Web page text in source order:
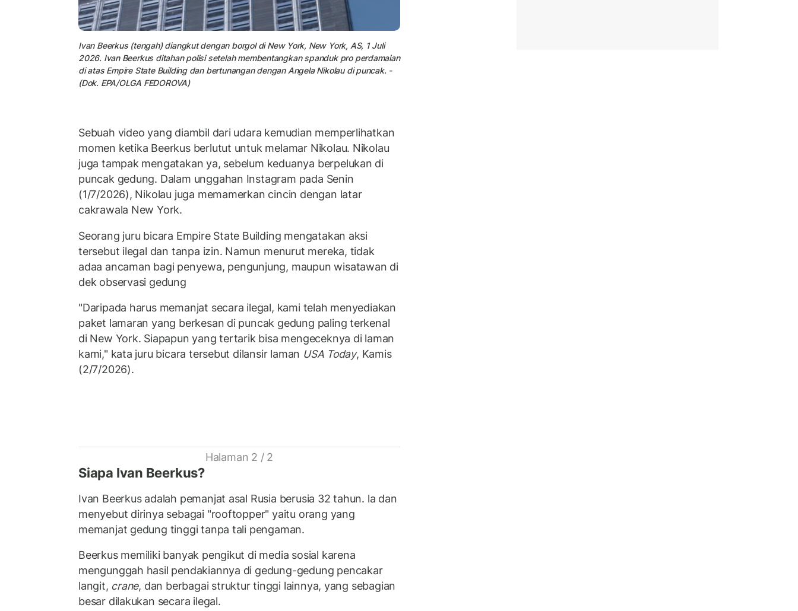
Ivan Beerkus (tengah) diangkut dengan borgol di New York, New York, AS, 1 Juli
2026. Ivan Beerkus ditahan polisi setelah membentangkan spanduk pro perdamaian
di atas Empire State Building dan bertunangan denganAngela Nikolau di puncak. -
(Dok. EPA/OLGA FEDOROVA)
Sebuah video yang diambil dari udara kemudian memperlihatkan
momen ketika Beerkus berlutut untuk melamar Nikolau. Nikolau
juga tampak mengatakan ya, sebelum keduanya berpelukan di
puncak gedung. Dalam unggahan Instagram pada Senin
(1/7/2026), Nikolau juga memamerkan cincin dengan latar
cakrawala New York.
Seorang juru bicara Empire State Building mengatakan aksi
tersebut ilegal dan tanpa izin. Namun menurut mereka, tidak
adaa ancaman bagi penyewa, pengunjung, maupun wisatawan di
dek observasi gedung
"Daripada harus memanjat secara ilegal, kami telah menyediakan
paket lamaran yang berkesan di puncak gedung paling terkenal
di New York. Siapapun yang tertarik bisa mengeceknya di laman
kami," kata juru bicara tersebut dilansir laman USA Today, Kamis
(2/7/2026).
Halaman 2 / 2
Siapa Ivan Beerkus?
Ivan Beerkus adalah pemanjat asal Rusia berusia 32 tahun. la dan
menyebut dirinya sebagai "rooftopper" yaitu orang yang
memanjat gedung tinggi tanpa tali pengaman.
Beerkus memiliki banyak pengikut di media sosial karena
mengunggah hasil pendakiannya di gedung-gedung pencakar
langit, crane, dan berbagai struktur tinggi lainnya, yang sebagian
besar dilakukan secara ilegal.